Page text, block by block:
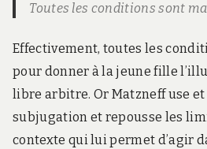
Toutes les conditions sont
Effectivement, toutes les
pour donner à la jeune fille
libre arbitre. Or Matzneff use et
subjugation et repousse les
contexte qui lui permet d’agir